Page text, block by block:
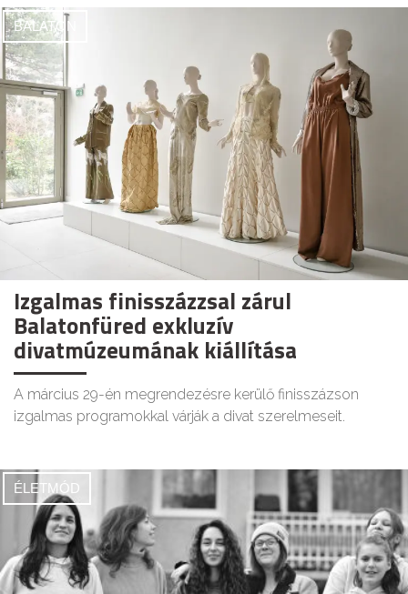
BALATON
Izgalmas finisszázzsal zárul
Balatonfüred exkluzív
divatmúzeumának kiállítása
A március 29-én megrendezésre kerülő finisszázson
izgalmas programokkal várják a divat szerelmeseit.
ÉLETMÓD